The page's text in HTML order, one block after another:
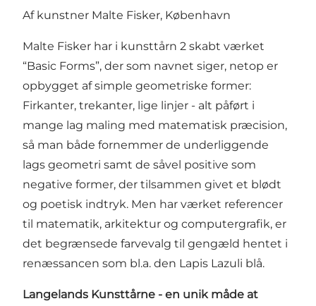
Af kunstner Malte Fisker, København
Malte Fisker har i kunsttårn 2 skabt værket
“Basic Forms”, der som navnet siger, netop er
opbygget af simple geometriske former:
Firkanter, trekanter, lige linjer - alt påført i
mange lag maling med matematisk præcision,
så man både fornemmer de underliggende
lags geometri samt de såvel positive som
negative former, der tilsammen givet et blødt
og poetisk indtryk. Men har værket referencer
til matematik, arkitektur og computergrafik, er
det begrænsede farvevalg til gengæld hentet i
renæssancen som bl.a. den Lapis Lazuli blå.
Langelands Kunsttårne - en unik måde at